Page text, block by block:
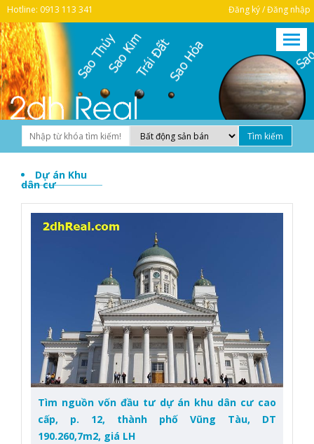
Hotline: 0913 113 341 Đăng ký / Đăng nhập
Dự án Khu
dân cư
Tìm nguồn vốn đầu tư dự án khu dân cư cao
cấp, p. 12, thành phố Vũng Tàu, DT
190.260,7m2, giá LH